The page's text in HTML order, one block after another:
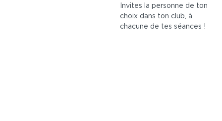
Invites la personne de ton
choix dans ton club, à
chacune de tes séances !